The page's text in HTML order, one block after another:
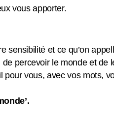
vous apporter.
et ce qu’on
percevoir le monde et de
vous, avec vos mots,